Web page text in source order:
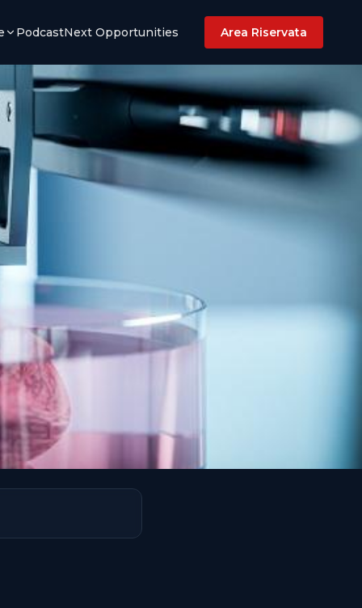
PodcastNext Opportunities Area Riservata